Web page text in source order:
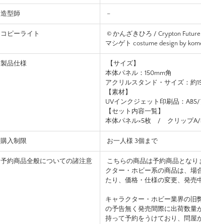
造型師 –
コピーライト
© かんざきひろ / Crypton
マシゲト costume design by
製品仕様
【サイズ】
本体パネル：150mm角
アクリルスタンド・サイズ：約
【素材】
UVインクジェット印刷品：
【セット内容一覧】
本体パネル×5枚 / クリップ
購入制限 お一人様 3個まで
予約商品全般についての諸注意
こちらの商品は予約商品とな
クター・ホビー系の商品は、場
たり、価格・仕様の変更、発売
キャラクター・ホビー業界の旧
の予告無く発売間際に出荷数量
持って予約をうけており、問屋